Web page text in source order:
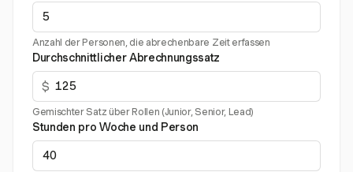
Anzahl der Personen, die abrechenbare Zeit erfassen
Durchschnittlicher Abrechnungssatz
$
Gemischter Satz über Rollen (Junior, Senior, Lead)
Stunden pro Woche und Person